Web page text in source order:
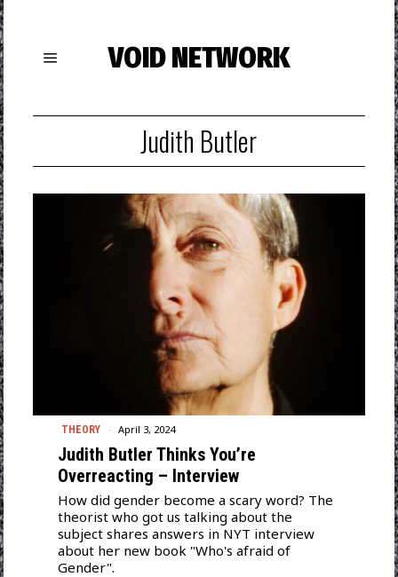
VOID NETWORK
Judith Butler
THEORY April 3, 2024
Judith Butler Thinks You’re
Overreacting – Interview
How did gender become a scary word? The
theorist who got us talking about the
subject shares answers in NYT interview
about her new book "Who's afraid of
Gender".